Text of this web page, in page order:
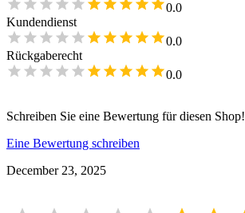
0.0
Kundendienst
0.0
Rückgaberecht
0.0
Schreiben Sie eine Bewertung für diesen Shop!
Eine Bewertung schreiben
December 23, 2025